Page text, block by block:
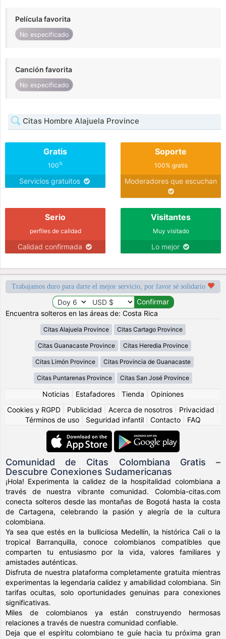
Película favorita
No especificado
Canción favorita
No especificado
Citas Hombre Alajuela Province
Gratis
100%
Servicios gratuitos
Soporte
100% gratis
Moderadores que escuchan
Serio
perfiles de calidad
Calidad confirmada
Visitantes
Muy visitado
Lo mejor
Trabajamos duro para darte el mejor servicio, por favor sé solidario
Encuentra solteros en las áreas de: Costa Rica
Citas Alajuela Province Citas Cartago Province
Citas Guanacaste Province Citas Heredia Province
Citas Limón Province Citas Provincia de Guanacaste
Citas Puntarenas Province Citas San José Province
Noticias Estafadores Tienda
Opiniones
Cookies y RGPD
Publicidad Acerca de nosotros Privacidad
Términos de uso
Seguridad infantil Contacto FAQ
Comunidad de Citas Colombiana Gratis –
Descubre Conexiones Sudamericanas
¡Hola! Experimenta la calidez de la hospitalidad colombiana a
través de nuestra vibrante comunidad. Colombia-citas.com
conecta solteros desde las montañas de Bogotá hasta la costa
de Cartagena, celebrando la pasión y alegría de la cultura
colombiana.
Ya sea que estés en la bulliciosa Medellín, la histórica Cali o la
tropical Barranquilla, conoce colombianos compatibles que
comparten tu entusiasmo por la vida, valores familiares y
amistades auténticas.
Disfruta de nuestra plataforma completamente gratuita mientras
experimentas la legendaria calidez y amabilidad colombiana. Sin
tarifas ocultas, solo oportunidades genuinas para conexiones
significativas.
Miles de colombianos ya están construyendo hermosas
relaciones a través de nuestra comunidad confiable.
Deja que el espíritu colombiano te guíe hacia tu próxima gran